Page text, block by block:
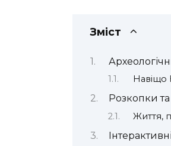
Зміст
Навіщо
Розкопки
Життя,